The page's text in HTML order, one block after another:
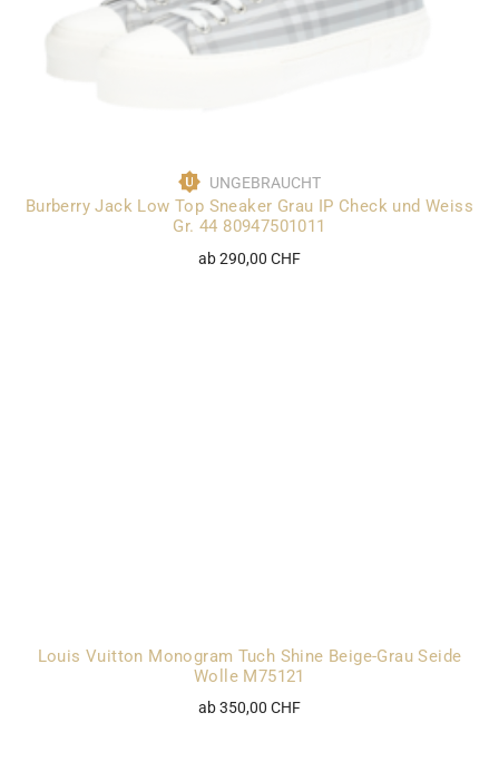
UNGEBRAUCHT
Burberry Jack Low Top Sneaker Grau IP Check und Weiss
Gr. 44 80947501011
ab 290,00 CHF
Louis Vuitton Monogram Tuch Shine Beige-Grau Seide
Wolle M75121
ab 350,00 CHF